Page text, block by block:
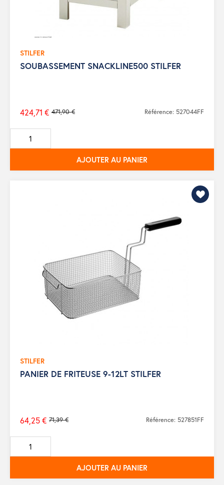
STILFER
SOUBASSEMENT SNACKLINE500 STILFER
Prix
de
base
471,90 €
424,71 € Référence: 527044FF
AJOUTER AU PANIER
STILFER
PANIER DE FRITEUSE 9-12LT STILFER
Prix
de
base
71,39 €
64,25 € Référence: 527851FF
AJOUTER AU PANIER